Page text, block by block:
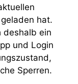
hat.
deshalb ein
und Login
Sperren.